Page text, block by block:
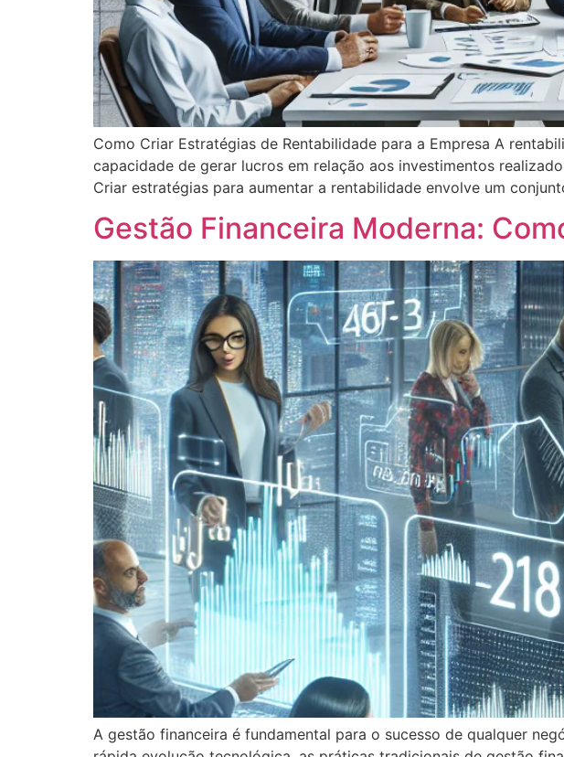
Como Criar Estratégias de Rentabilidade para a Empresa A
capacidade de gerar lucros em relação aos investimentos
Criar estratégias para aumentar a rentabilidade envolve um
Gestão Financeira Moderna:
A gestão financeira é fundamental para o sucesso de qualquer